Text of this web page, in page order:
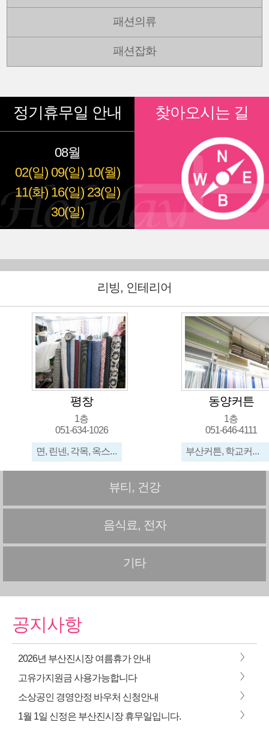
패션의류
패션잡화
정기휴무일 안내
08월
02(일) 09(일) 10(월)
11(화) 16(일) 23(일)
30(일)
찾아오시는 길
리빙, 인테리어
평창
1층
051-634-1026
면, 린넨, 각목, 옥스포드, 아사, 캠퍼스, 옷원단, 이불원단
동양커튼
1층
051-646-4111
부산커튼, 학교커튼, 병원커튼, 콤비블라인드, 암막커튼, 암막블라인드, 우드블라인드, 롤스크린
뷰티, 건강
음식료, 전자
기타
공지사항
2026년 부산진시장 여름휴가 안내 >
고유가지원금 사용가능합니다 >
소상공인 경영안정 바우처 신청안내 >
1월 1일 신정은 부산진시장 휴무일입니다. >